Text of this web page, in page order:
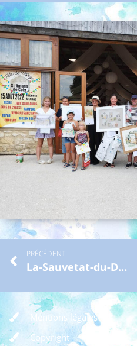
PRÉCÉDENT
La-Sauvetat-du-Dropt
Mentions légales
Copyright